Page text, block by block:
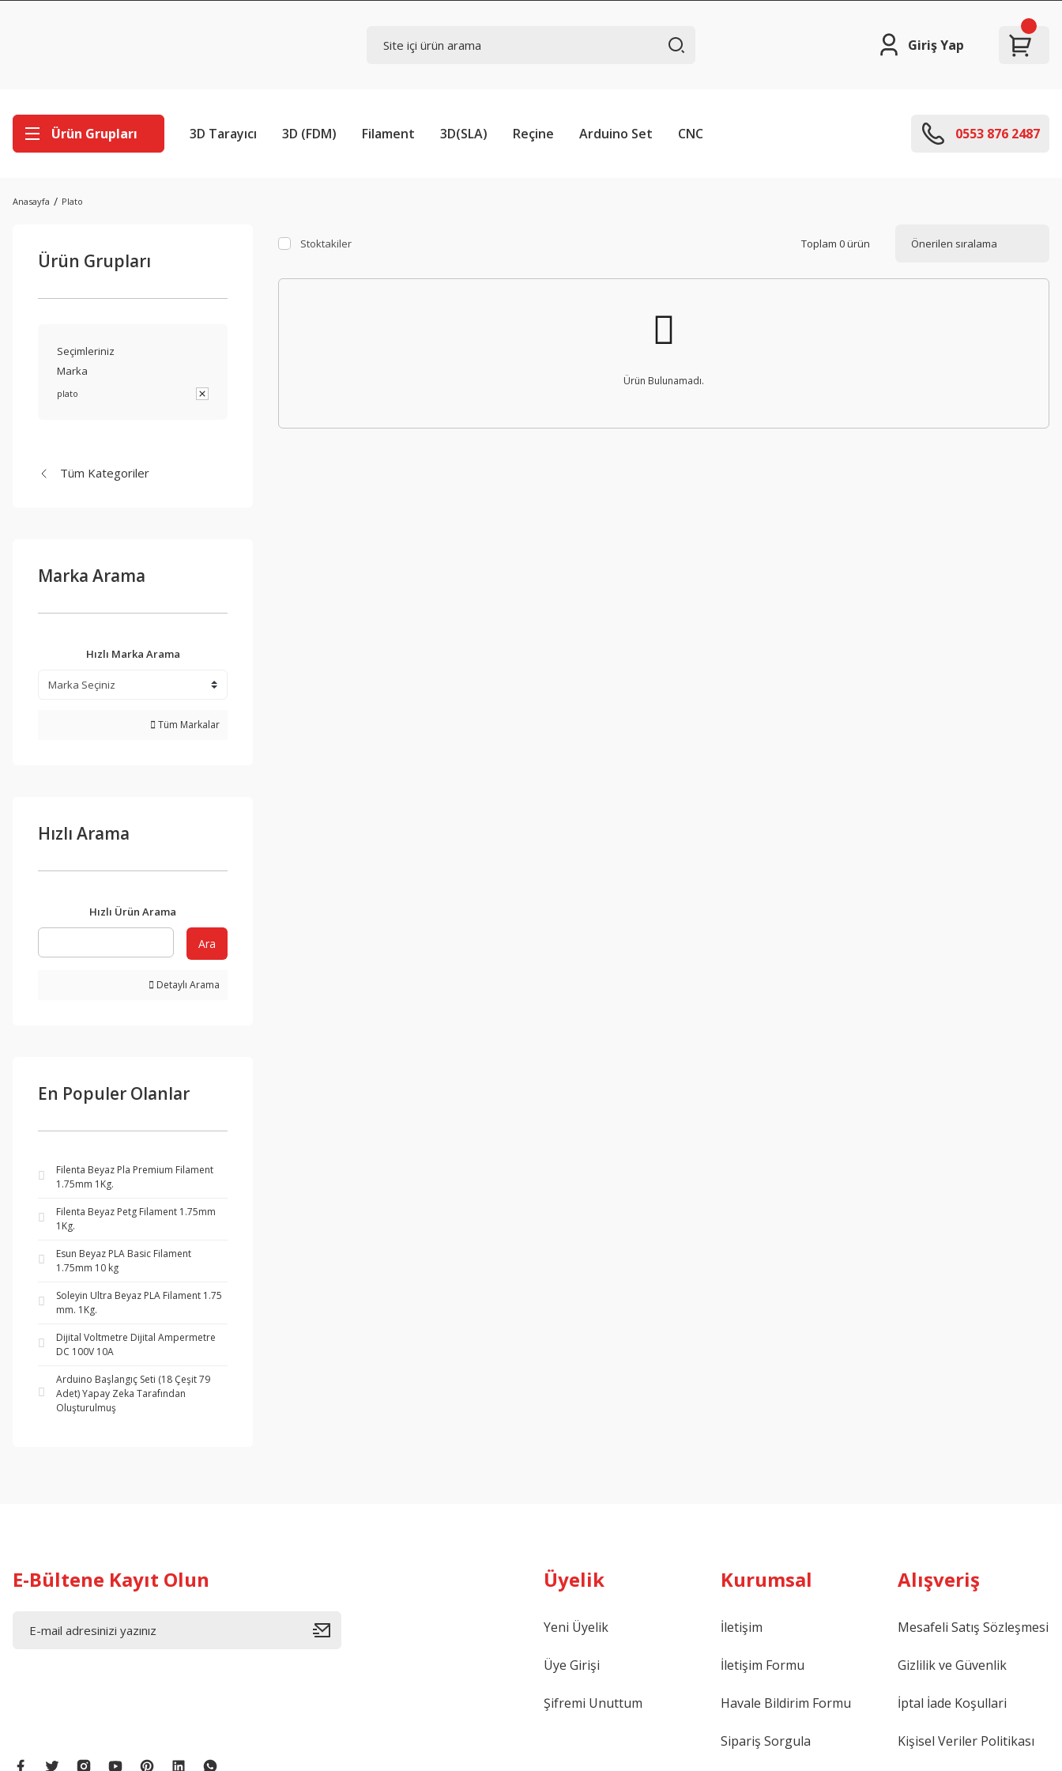
Giriş Yap
Ürün Grupları 3D Tarayıcı 3D (FDM) Filament 3D(SLA) Reçine Arduino Set CNC 0553 876 2487
Anasayfa Plato
Ürün Grupları
Seçimleriniz
Marka
plato
Tüm Kategoriler
Marka Arama
Hızlı Marka Arama
Tüm Markalar
Hızlı Arama
Hızlı Ürün Arama
Ara
Detaylı Arama
En Populer Olanlar
Filenta Beyaz Pla Premium Filament
1.75mm 1Kg.
Filenta Beyaz Petg Filament 1.75mm
1Kg.
Esun Beyaz PLA Basic Filament
1.75mm 10 kg
Soleyin Ultra Beyaz PLA Filament 1.75
mm. 1Kg.
Dijital Voltmetre Dijital Ampermetre
DC 100V 10A
Arduino Başlangıç Seti (18 Çeşit 79
Adet) Yapay Zeka Tarafından
Oluşturulmuş
Stoktakiler Toplam 0 ürün
Ürün Bulunamadı.
E-Bültene Kayıt Olun Üyelik
Yeni Üyelik
Üye Girişi
Şifremi Unuttum
Kurumsal
İletişim
İletişim Formu
Havale Bildirim Formu
Sipariş Sorgula
Alışveriş
Mesafeli Satış Sözleşmesi
Gizlilik ve Güvenlik
İptal İade Koşullari
Kişisel Veriler Politikası